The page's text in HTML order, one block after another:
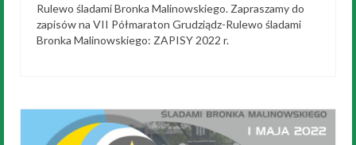
Rulewo śladami Bronka Malinowskiego. Zapraszamy do
zapisów na VII Półmaraton Grudziądz-Rulewo śladami
Bronka Malinowskiego: ZAPISY 2022 r.